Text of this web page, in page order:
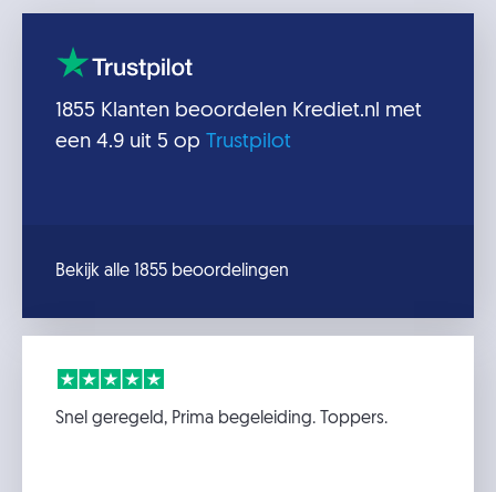
1855 Klanten beoordelen Krediet.nl met
een 4.9 uit 5 op Trustpilot
Bekijk alle 1855 beoordelingen
Snel geregeld, Prima begeleiding. Toppers.